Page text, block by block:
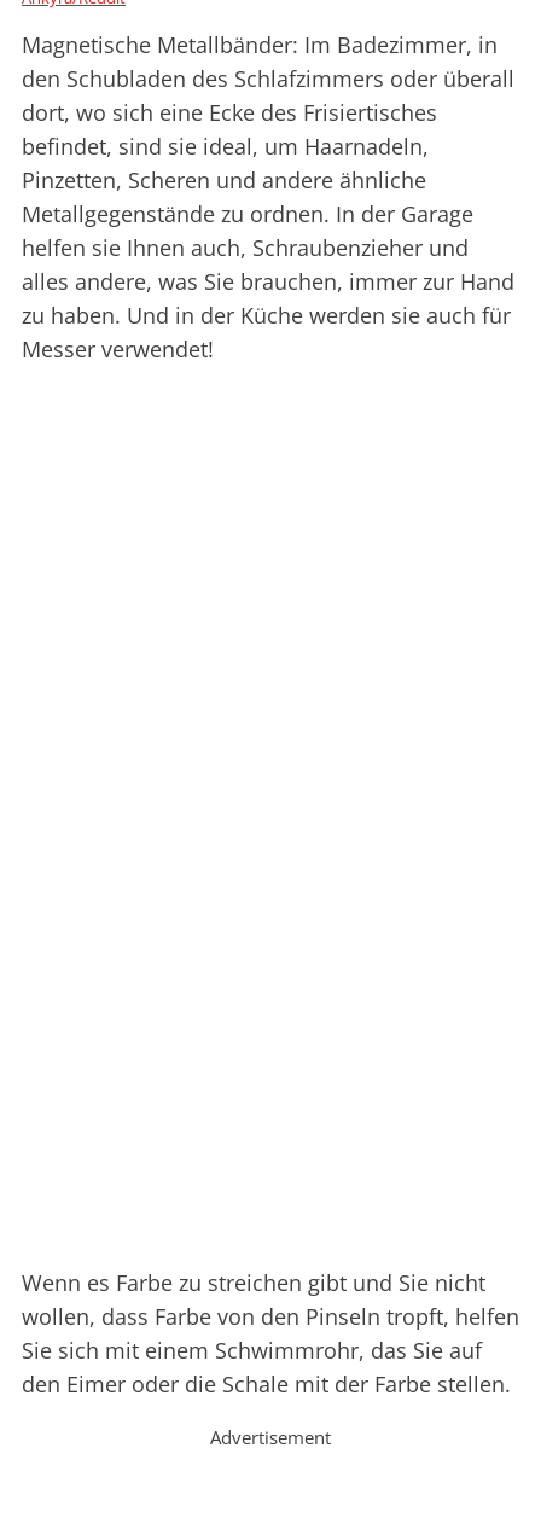
Magnetische Metallbänder: Im Badezimmer, in
den Schubladen des Schlafzimmers oder überall
dort, wo sich eine Ecke des Frisiertisches
befindet, sind sie ideal, um Haarnadeln,
Pinzetten, Scheren und andere ähnliche
Metallgegenstände zu ordnen. In der Garage
helfen sie Ihnen auch, Schraubenzieher und
alles andere, was Sie brauchen, immer zur Hand
zu haben. Und in der Küche werden sie auch für
Messer verwendet!
Wenn es Farbe zu streichen gibt und Sie nicht
wollen, dass Farbe von den Pinseln tropft, helfen
Sie sich mit einem Schwimmrohr, das Sie auf
den Eimer oder die Schale mit der Farbe stellen.
Advertisement